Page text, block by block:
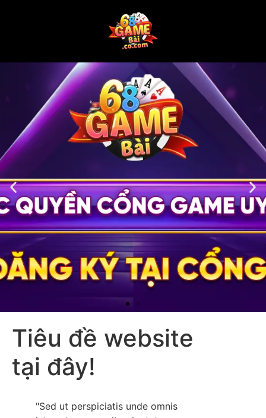
Tiêu đề website
tại đây!
"Sed ut perspiciatis unde omnis